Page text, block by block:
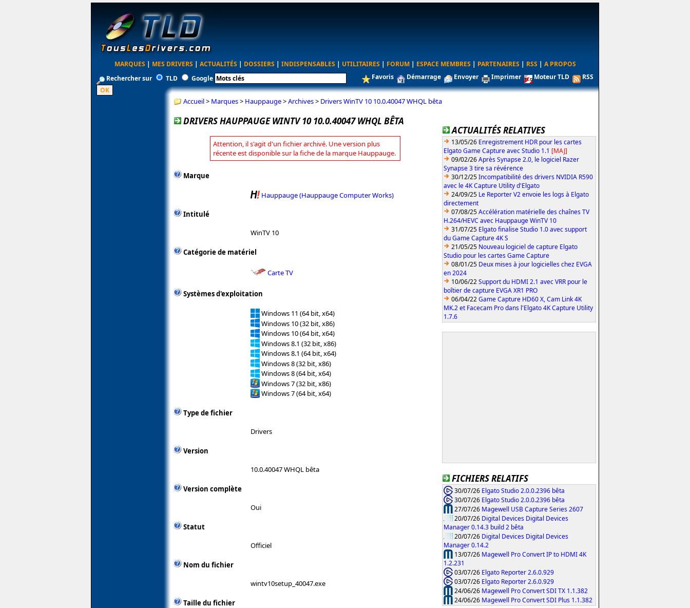
MARQUES | MES DRIVERS | ACTUALITÉS | DOSSIERS | INDISPENSABLES | UTILITAIRES | FORUM | ESPACE MEMBRES | PARTENAIRES | RSS | A PROPOS
Rechercher sur
TLD Google Favoris Démarrage Envoyer Imprimer Moteur TLD RSS
Accueil> Marques> Hauppauge>Archives> Drivers WinTV 10 10.0.40047 WHQL bêta
DRIVERS HAUPPAUGE WINTV 10 10.0.40047 WHQL BÊTA
Attention, il s'agit d'un fichier archivé. Une version plus
récente est disponible sur la fiche de la marque Hauppauge.
Marque
Hauppauge (Hauppauge Computer Works)
Intitulé
WinTV 10
Catégorie de matériel
Carte TV
Systèmes d'exploitation
Windows 11 (64 bit, x64)
Windows 10 (32 bit, x86)
Windows 10 (64 bit, x64)
Windows 8.1 (32 bit, x86)
Windows 8.1 (64 bit, x64)
Windows 8 (32 bit, x86)
Windows 8 (64 bit, x64)
Windows 7 (32 bit, x86)
Windows 7 (64 bit, x64)
Type de fichier
Drivers
Version
10.0.40047 WHQL bêta
Version complète
Oui
Statut
Officiel
Nom du fichier
wintv10setup_40047.exe
Taille du fichier
ACTUALITÉS RELATIVES
13/05/26 Enregistrement HDR pour les cartes
Elgato Game Capture avec Studio 1.1 [MAJ]
09/02/26Après Synapse 2.0, le logiciel Razer
Synapse 3 tire sa révérence
30/12/25Incompatibilité des drivers NVIDIA R590
avec le 4K Capture Utility d'Elgato
24/09/25 Le Reporter V2 envoie les logs à Elgato
directement
07/08/25Accélération matérielle des chaînes TV
H.264/HEVC avec Hauppauge WinTV 10
31/07/25 Elgato finalise Studio 1.0 avec support
du Game Capture 4K S
21/05/25 Nouveau logiciel de capture Elgato
Studio pour les cartes Game Capture
08/01/25 Deux mises à jour logicielles chez EVGA
en 2024
10/06/22Support du HDMI 2.1 avec VRR pour le
boîtier de capture EVGA XR1 PRO
06/04/22Game Capture HD60 X, Cam Link 4K
MK.2 et Facecam Pro dans l'Elgato 4K Capture Utility
1.7.6
FICHIERS RELATIFS
30/07/26 Elgato Studio 2.0.0.2396 bêta
30/07/26 Elgato Studio 2.0.0.2396 bêta
27/07/26 Magewell USB Capture Series 2607
20/07/26 Digital Devices Digital Devices
Manager 0.14.3 build 2 bêta
20/07/26 Digital Devices Digital Devices
Manager 0.14.2
13/07/26 Magewell Pro Convert IP to HDMI 4K
1.2.231
03/07/26 Elgato Reporter 2.6.0.929
03/07/26 Elgato Reporter 2.6.0.929
24/06/26 Magewell Pro Convert SDI TX 1.1.382
24/06/26 Magewell Pro Convert SDI Plus 1.1.382